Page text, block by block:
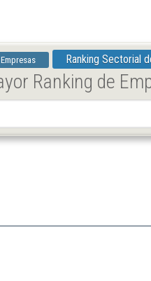
Ranking Sectorial
Ranking de